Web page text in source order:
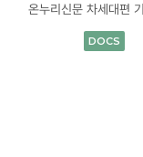
온누리신문 차세대편
DOCS